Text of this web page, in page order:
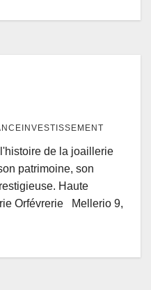
de la joaillerie
patrimoine, son
Haute
Orfévrerie Mellerio 9,